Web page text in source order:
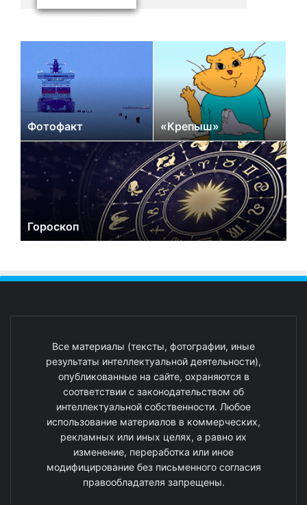
Фотофакт «Крепыш»
Гороскоп
Все материалы (тексты, фотографии, иные
результаты интеллектуальной деятельности),
опубликованные на сайте, охраняются в
соответствии с законодательством об
интеллектуальной собственности. Любое
использование материалов в коммерческих,
рекламных или иных целях, а равно их
изменение, переработка или иное
модифицирование без письменного согласия
правообладателя запрещены.